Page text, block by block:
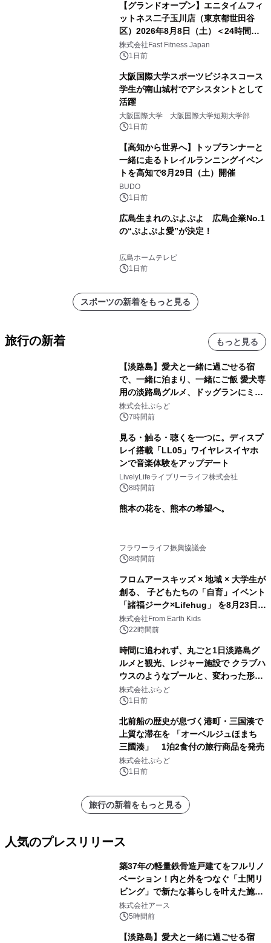
【グランドオープン】エニタイムフィ
ットネス二子玉川店（東京都世田谷
区）2026年8月8日（土）＜24時間年
中無休のフィットネスジム＞
株式会社Fast Fitness Japan
1日前
大阪国際大学スポーツビジネスコース
学生が南山城村でアシスタントとして
活躍
大阪国際大学 大阪国際大学短期大学部
1日前
【高知から世界へ】トップランナーと
一緒に走るトレイルランニングイベン
トを高知で8月29日（土）開催
BUDO
1日前
広島生まれのぷよぷよ 広島企業No.1
の“ぷよぷよ愛”が決定！
広島ホームテレビ
1日前
スポーツの新着をもっと見る
旅行の新着 もっと見る
【淡路島】愛犬と一緒に過ごせる宿
で、一緒に泊まり、一緒にご飯 愛犬専
用の淡路島グルメ、ドッグランにミニ
プール グランピングとトレーラーハウ
スの2施設で
株式会社ぷらど
7時間前
見る・触る・聴くを一つに。ディスプ
レイ搭載「LL05」ワイヤレスイヤホ
ンで音楽体験をアップデート
LivelyLifeライブリーライフ株式会社
8時間前
熊本の花を、熊本の希望へ。
フラワーライフ振興協議会
8時間前
フロムアースキッズ × 地域 × 大学生が
創る、 子どもたちの「自育」イベント
「諸福ジーク×Lifehug」 を8月23日
(日)開催
株式会社From Earth Kids
22時間前
時間に追われず、丸ごと1日淡路島グ
ルメと観光、レジャー施設で クラブハ
ウスのようなプールと、変わった形の
サウナも 「THE BOXY AWAJI」のお
得な素泊まり連泊プランで
株式会社ぷらど
1日前
北前船の歴史が息づく港町・三国湊で
上質な滞在を 「オーベルジュほまち
三國湊」 1泊2食付の旅行商品を発売
株式会社ぷらど
1日前
旅行の新着をもっと見る
人気のプレスリリース
築37年の軽量鉄骨造戸建てをフルリノ
ベーション！内と外をつなぐ「土間リ
ビング」で新たな暮らしを叶えた施工
事例を株式会社アースが公開
株式会社アース
5時間前
【淡路島】愛犬と一緒に過ごせる宿